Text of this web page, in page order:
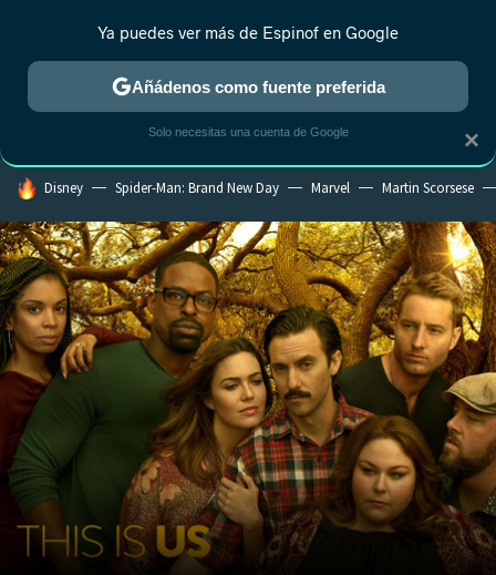
ESTRENOS REALITY ANIME RANKINGS CINE
HOY SE HABLA DE
Disney Spider-Man: Brand New Day Marvel Martin Scorsese
×
Ya puedes ver más de Espinof en Google
Añádenos como fuente preferida
Solo necesitas una cuenta de Google